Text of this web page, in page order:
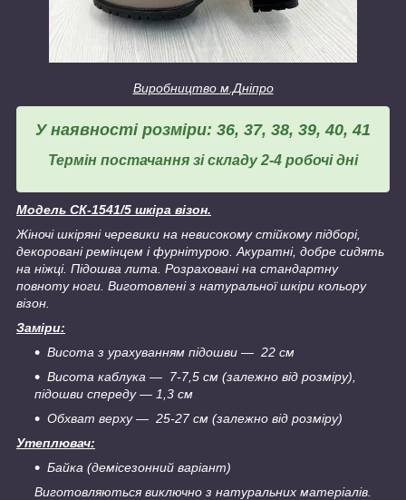
Виробництво м.Дніпро
У наявності розміри: 36, 37, 38, 39, 40, 41
Термін постачання зі складу 2-4 робочі дні
Модель СК-1541/5 шкіра візон.
Жіночі шкіряні черевики на невисокому стійкому підборі,
декоровані ремінцем і фурнітурою. Акуратні, добре сидять
на ніжці. Підошва лита. Розраховані на стандартну
повноту ноги. Виготовлені з натуральної шкіри кольору
візон.
Заміри:
Висота з урахуванням підошви — 22 см
Висота каблука — 7-7,5 см (залежно від розміру),
підошви спереду — 1,3 см
Обхват верху — 25-27 см (залежно від розміру)
Утеплювач:
Байка (демісезонний варіант)
Виготовляються виключно з натуральних матеріалів.